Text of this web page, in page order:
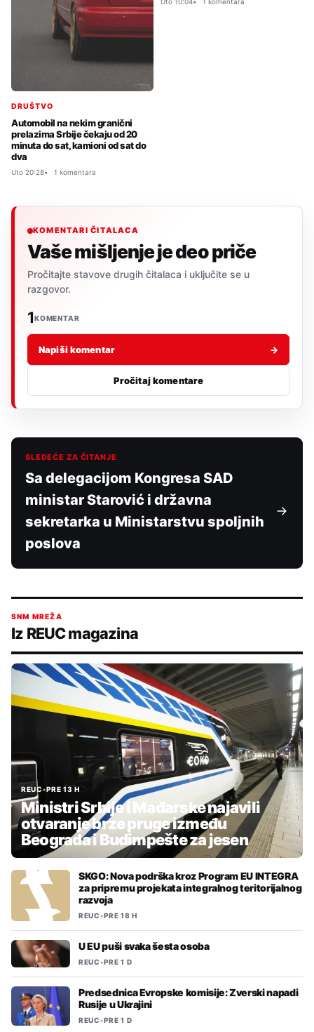
DRUŠTVO
Automobil na nekim granični
prelazima Srbije čekaju od 20
minuta do sat, kamioni od sat do
dva
Uto 20:28 1 komentara
KOMENTARI ČITALACA
Vaše mišljenje je deo priče
Pročitajte stavove drugih čitalaca i uključite se u
razgovor.
1KOMENTAR
Napiši komentar →
Pročitaj komentare
SLEDEĆE ZA ČITANJE
Sa delegacijom Kongresa SAD
ministar Starović i državna
sekretarka u Ministarstvu spoljnih
poslova
SNM MREŽA
Iz REUC magazina
REUC•PRE 13 H
Ministri Srbije i Mađarske najavili
otvaranje brze pruge između
Beograda i Budimpešte za jesen
SKGO: Nova podrška kroz Program EU INTEGRA
za pripremu projekata integralnog teritorijalnog
razvoja
REUC•PRE 18 H
U EU puši svaka šesta osoba
REUC•PRE 1 D
Predsednica Evropske komisije: Zverski napadi
Rusije u Ukrajini
REUC•PRE 1 D